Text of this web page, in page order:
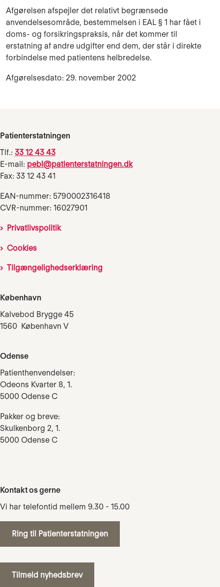
Afgørelsen afspejler det relativt begrænsede
anvendelsesområde, bestemmelsen i EAL § 1 har fået i
doms- og forsikringspraksis, når det kommer til
erstatning af andre udgifter end dem, der står i direkte
forbindelse med patientens helbredelse.
Afgørelsesdato: 29. november 2002
Patienterstatningen
Tlf.: 33 12 43 43
E-mail: pebl@patienterstatningen.dk
Fax: 33 12 43 41
EAN-nummer: 5790002316418
CVR-nummer: 16027901
Privatlivspolitik
Cookies
Tilgængelighedserklæring
København
Kalvebod Brygge 45
1560 København V
Odense
Patienthenvendelser:
Odeons Kvarter 8, 1.
5000 Odense C
Pakker og breve:
Skulkenborg 2, 1.
5000 Odense C
Kontakt os gerne
Vi har telefontid mellem 9.30 - 15.00
Ring til Patienterstatningen
Tilmeld nyhedsbrev